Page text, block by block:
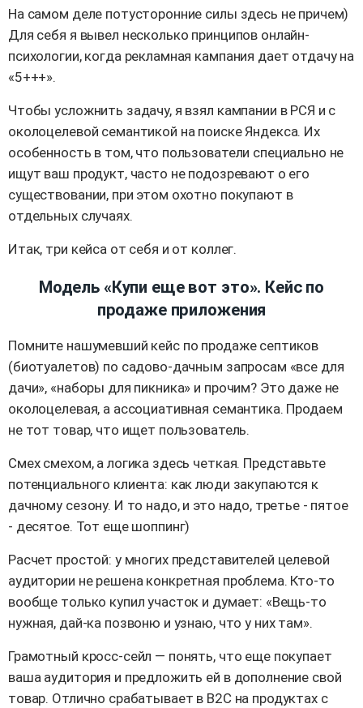
На самом деле потусторонние силы здесь не причем)
Для себя я вывел несколько принципов онлайн-
психологии, когда рекламная кампания дает отдачу на
«5+++».
Чтобы усложнить задачу, я взял кампании в РСЯ и с
околоцелевой семантикой на поиске Яндекса. Их
особенность в том, что пользователи специально не
ищут ваш продукт, часто не подозревают о его
существовании, при этом охотно покупают в
отдельных случаях.
Итак, три кейса от себя и от коллег.
Модель «Купи еще вот это». Кейс по
продаже приложения
Помните нашумевший кейс по продаже септиков
(биотуалетов) по садово-дачным запросам «все для
дачи», «наборы для пикника» и прочим? Это даже не
околоцелевая, а ассоциативная семантика. Продаем
не тот товар, что ищет пользователь.
Смех смехом, а логика здесь четкая. Представьте
потенциального клиента: как люди закупаются к
дачному сезону. И то надо, и это надо, третье - пятое
- десятое. Тот еще шоппинг)
Расчет простой: у многих представителей целевой
аудитории не решена конкретная проблема. Кто-то
вообще только купил участок и думает: «Вещь-то
нужная, дай-ка позвоню и узнаю, что у них там».
Грамотный кросс-сейл — понять, что еще покупает
ваша аудитория и предложить ей в дополнение свой
товар. Отлично срабатывает в B2C на продуктах с